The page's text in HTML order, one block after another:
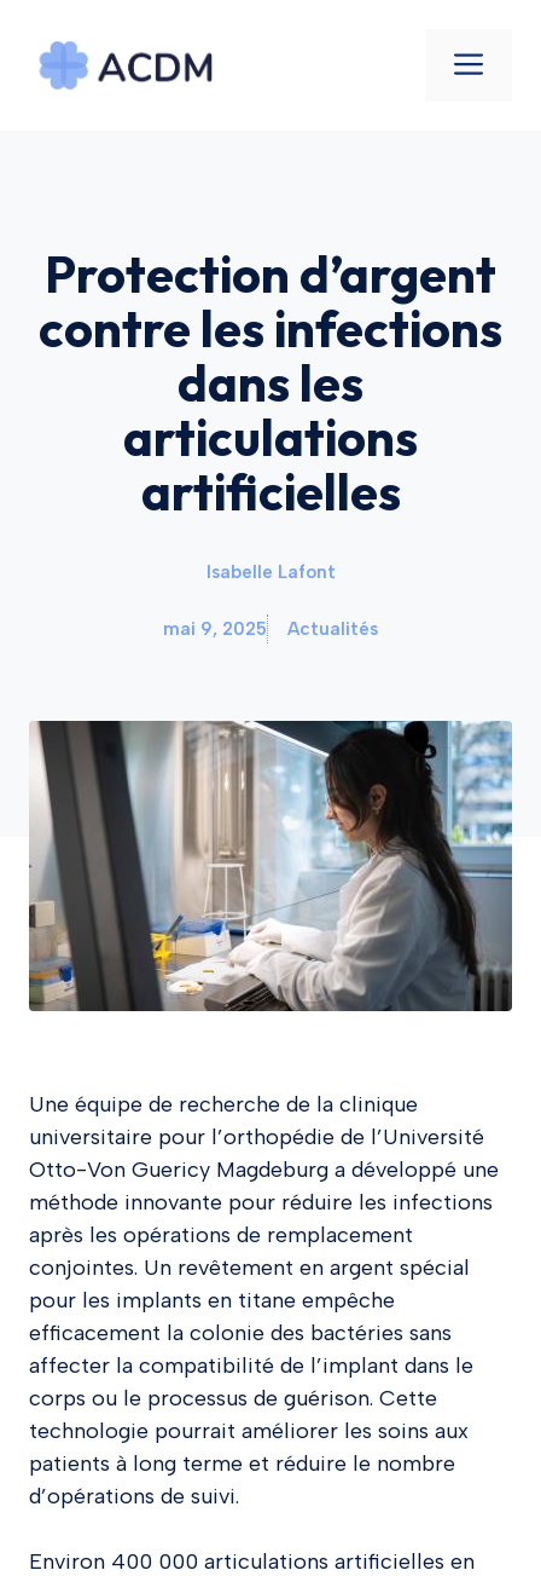
contenu
Protection d’argent
contre les infections
dans les
articulations
artificielles
Isabelle Lafont
mai 9, 2025 Actualités
Une équipe de recherche de la clinique
universitaire pour l’orthopédie de l’Université
Otto-Von Guericy Magdeburg a développé une
méthode innovante pour réduire les infections
après les opérations de remplacement
conjointes. Un revêtement en argent spécial
pour les implants en titane empêche
efficacement la colonie des bactéries sans
affecter la compatibilité de l’implant dans le
corps ou le processus de guérison. Cette
technologie pourrait améliorer les soins aux
patients à long terme et réduire le nombre
d’opérations de suivi.
Environ 400 000 articulations artificielles en